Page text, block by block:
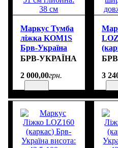
Маркус Тумба
ліжка KOM1S
Брв-Україна
висота: 30,5 см
глибина: 38 см
БРВ-УКРАЇНА
2 000,00грн.
3